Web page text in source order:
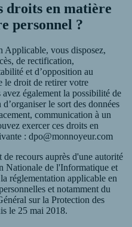
droits en matière
personnel ?
Applicable, vous disposez,
de rectification,
et d’opposition au
le droit de retirer votre
également la possibilité de
le sort des données
communication à un
exercer ces droits en
: dpo@monnoyeur.com
recours auprès d'une autorité
Nationale de l'Informatique et
réglementation applicable en
et notamment du
sur la Protection des
le 25 mai 2018.